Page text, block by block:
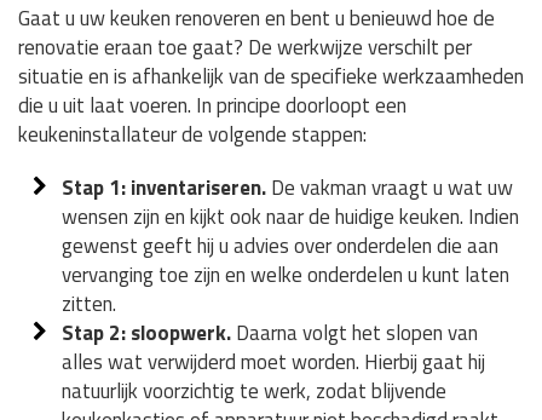
Gaat u uw keuken renoveren en bent u benieuwd hoe de
renovatie eraan toe gaat? De werkwijze verschilt per
situatie en is afhankelijk van de specifieke werkzaamheden
die u uit laat voeren. In principe doorloopt een
keukeninstallateur de volgende stappen:
Stap 1: inventariseren.De vakman vraagt u wat uw
wensen zijn en kijkt ook naar de huidige keuken. Indien
gewenst geeft hij u advies over onderdelen die aan
vervanging toe zijn en welke onderdelen u kunt laten
zitten.
Stap 2: sloopwerk.Daarna volgt het slopen van
alles wat verwijderd moet worden. Hierbij gaat hij
natuurlijk voorzichtig te werk, zodat blijvende